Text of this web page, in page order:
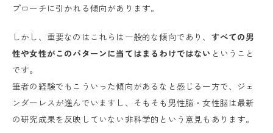
プローチに引かれる傾向があります。
しかし、重要なのはこれらは一般的な傾向であり、 すべての男
性や女性がこのパターンに当てはまるわけではない ということ
です。
筆者の経験でもこういった傾向があるなと感じる一方で、ジェ
ンダーレスが進んでいますし、そもそも男性脳・女性脳は最新
の研究成果を反映していない非科学的という意見もあります。